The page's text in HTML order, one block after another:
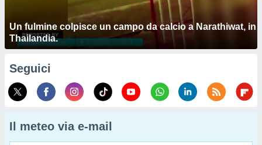
Un fulmine colpisce un campo da calcio a Narathiwat, in
Thailandia.
Seguici
Il meteo via e-mail